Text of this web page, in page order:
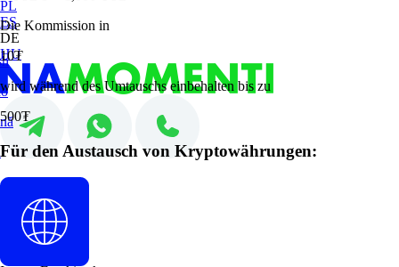
PL
ES
DE
HU
Die Kommission in
10₮
wird während des Umtauschs einbehalten bis zu
500₮
Für den Austausch von Kryptowährungen: